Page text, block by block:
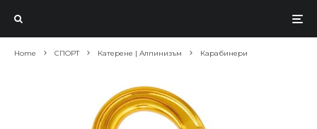
Home СПОРТ Катерене | Алпинизъм Карабинери